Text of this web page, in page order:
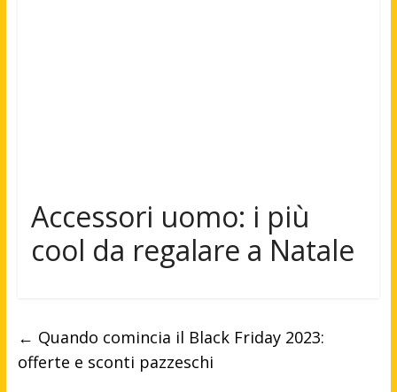
Accessori uomo: i più
cool da regalare a Natale
← Quando comincia il Black Friday 2023:
offerte e sconti pazzeschi